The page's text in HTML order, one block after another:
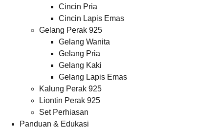
Cincin Pria
Cincin Lapis Emas
Gelang Perak 925
Gelang Wanita
Gelang Pria
Gelang Kaki
Gelang Lapis Emas
Kalung Perak 925
Liontin Perak 925
Set Perhiasan
Panduan & Edukasi